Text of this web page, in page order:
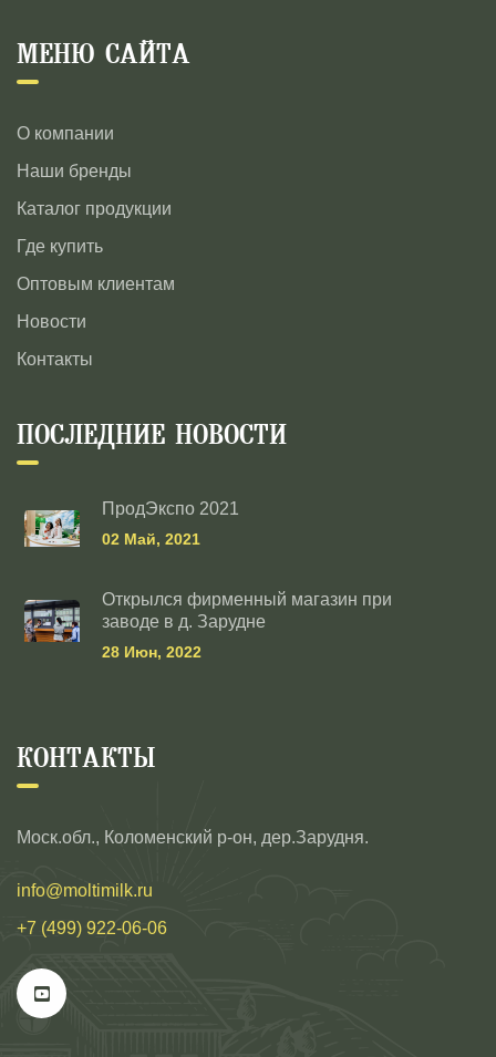
МЕНЮ САЙТА
О компании
Наши бренды
Каталог продукции
Где купить
Оптовым клиентам
Новости
Контакты
ПОСЛЕДНИЕ НОВОСТИ
ПродЭкспо 2021
02 Май, 2021
Открылся фирменный магазин при
заводе в д. Зарудне
28 Июн, 2022
КОНТАКТЫ
Моск.обл., Коломенский р-он, дер.Зарудня.
info@moltimilk.ru
+7 (499) 922-06-06